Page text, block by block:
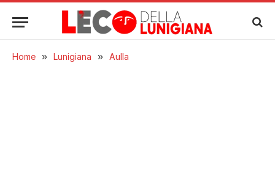
Home » Lunigiana » Aulla